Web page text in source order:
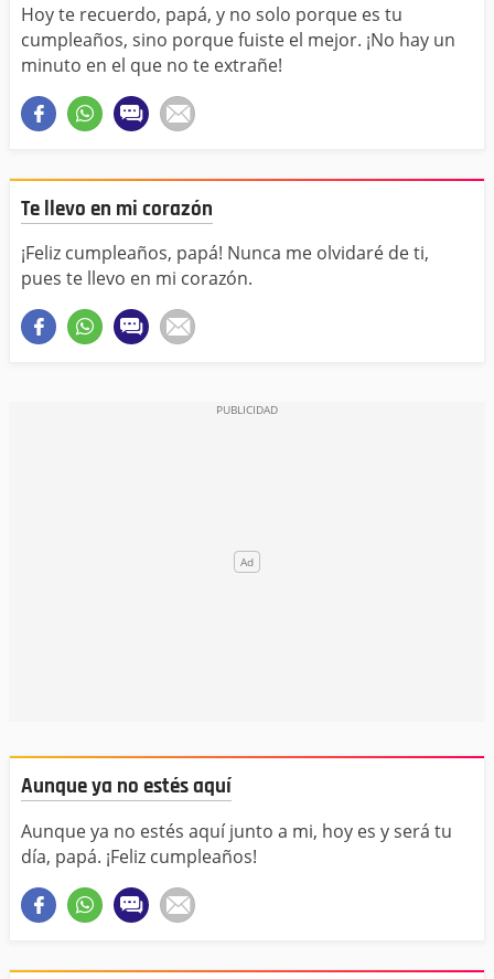
Hoy te recuerdo, papá, y no solo porque es tu
cumpleaños, sino porque fuiste el mejor. ¡No hay un
minuto en el que no te extrañe!
Te llevo en mi corazón
¡Feliz cumpleaños, papá! Nunca me olvidaré de ti,
pues te llevo en mi corazón.
Aunque ya no estés aquí
Aunque ya no estés aquí junto a mi, hoy es y será tu
día, papá. ¡Feliz cumpleaños!